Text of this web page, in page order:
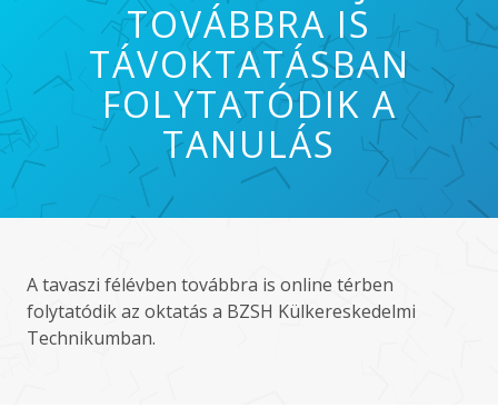
TOVÁBBRA IS
TÁVOKTATÁSBAN
FOLYTATÓDIK A
TANULÁS
A tavaszi félévben továbbra is online térben
folytatódik az oktatás a BZSH Külkereskedelmi
Technikumban.